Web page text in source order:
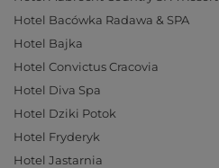
Hotel Bacówka Radawa & SPA
Hotel Bajka
Hotel Convictus Cracovia
Hotel Diva Spa
Hotel Dziki Potok
Hotel Fryderyk
Hotel Jastarnia